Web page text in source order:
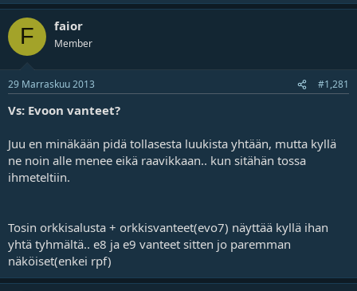
F faior
Member
29 Marraskuu 2013 #1,281
Vs: Evoon vanteet?
Juu en minäkään pidä tollasesta luukista yhtään, mutta kyllä
ne noin alle menee eikä raavikkaan.. kun sitähän tossa
ihmeteltiin.
Tosin orkkisalusta + orkkisvanteet(evo7) näyttää kyllä ihan
yhtä tyhmältä.. e8 ja e9 vanteet sitten jo paremman
näköiset(enkei rpf)